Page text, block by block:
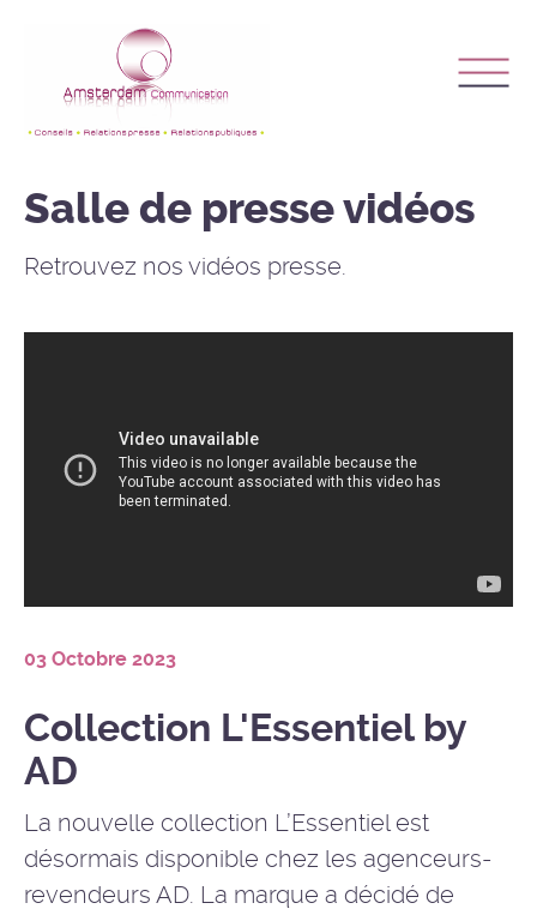
Salle de presse vidéos
Retrouvez nos vidéos presse.
03 Octobre 2023
Collection L'Essentiel by
AD
La nouvelle collection L’Essentiel est
désormais disponible chez les agenceurs-
revendeurs AD. La marque a décidé de